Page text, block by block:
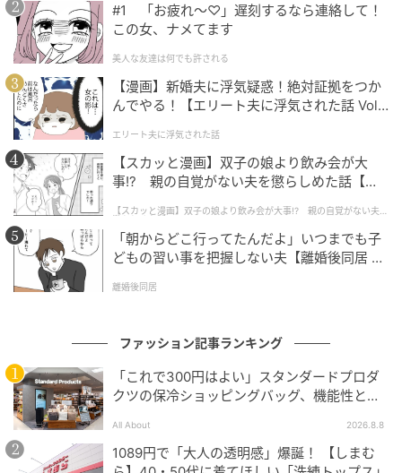
オトナミューズ ウェブ
「ヴィンテージデニムに1点1点ブリーチを施し、柄を
描く“inperfect denim”のデニム。全てデザイナーがハ
ンドでブリーチを施しているため、唯一無二でお気に
入りの1本を見つけることができます。今回着用したも
のはバギーシルエットにインパクトたっぷりな裾がポ
イントで、シンプルなスタイリングにもクセをプラス
してくれるところが◎」デニム￥39,600（インパーフ
ェクトデニム／CITYSHOP）
ョップにて勤務。現在はシティショップで働きながら
フリーでの活動も行っている。お酒と散歩が生き甲
斐。
元記事で読む
#1 「お疲れ〜♡」遅刻するなら連絡して！
この女、ナメてます
美人な友達は何でも許される
【漫画】新婚夫に浮気疑惑！絶対証拠をつか
んでやる！【エリート夫に浮気された話 Vol.
エリート夫に浮気された話
【スカッと漫画】双子の娘より飲み会が大
事!? 親の自覚がない夫を懲らしめた話【第1
【スカッと漫画】双子の娘より飲み会が大事!? 親の自覚がない夫を
懲らしめた話
「朝からどこ行ってたんだよ」いつまでも子
どもの習い事を把握しない夫【離婚後同居 Vo
離婚後同居
ファッション記事ランキング
「これで300円はよい」スタンダードプロダ
クツの保冷ショッピングバッグ、機能性とデ
All About 2026.8.8
1089円で「大人の透明感」爆誕！ 【しまむ